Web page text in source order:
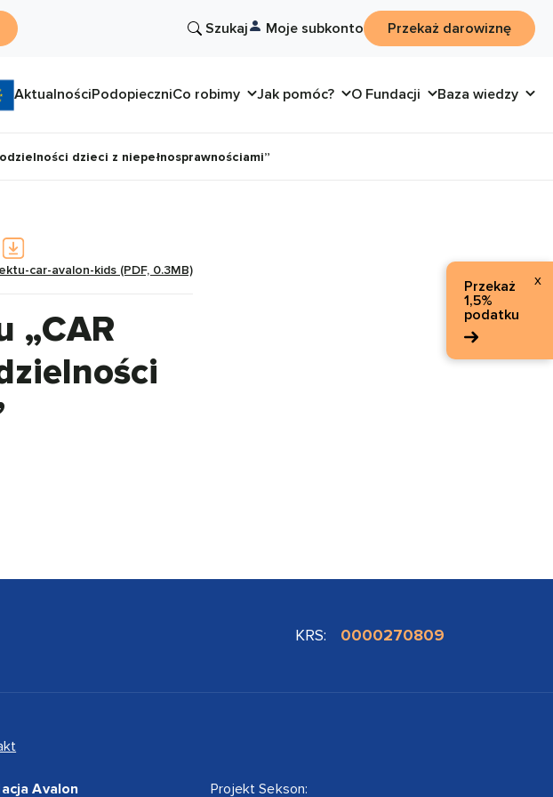
Przekaż
1,5%
podatku
x
Szukaj Moje subkonto Przekaż darowiznę
AktualnościPodopieczniCo robimy Jak pomóc? O Fundacji Baza wiedzy
dzieci z niepełnosprawnościami”
car-avalon-kids (PDF, 0.3MB)
„CAR
KRS: 0000270809
Avalon Projekt Sekson: